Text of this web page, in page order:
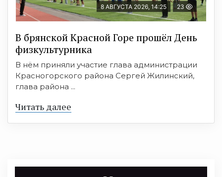
8 АВГУСТА 2026, 14:25 23
В брянской Красной Горе прошёл День
физкультурника
В нём приняли участие глава администрации
Красногорского района Сергей Жилинский,
глава района ...
Читать далее